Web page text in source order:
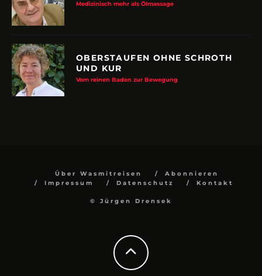
Medizinisch mehr als Ölmassage
OBERSTAUFEN OHNE SCHROTH
UND KUR
Vom reinen Baden zur Bewegung
Über Wasmitreisen
Abonnieren
Impressum
Datenschutz Kontakt
© Jürgen Drensek